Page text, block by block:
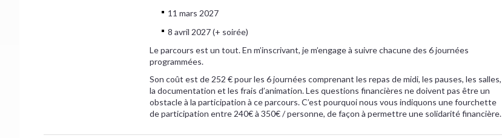
11 mars 2027
8 avril 2027 (+ soirée)
Le parcours est un tout. En m’inscrivant, je m’engage à suivre chacune des 6 journées
programmées.
Son coût est de 252 € pour les 6 journées comprenant les repas de midi, les pauses, les salles,
la documentation et les frais d’animation. Les questions financières ne doivent pas être un
obstacle à la participation à ce parcours. C’est pourquoi nous vous indiquons une fourchette
de participation entre 240€ à 350€ / personne, de façon à permettre une s olidarité financière.